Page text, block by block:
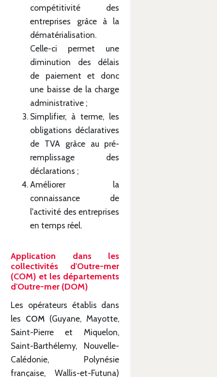
compétitivité des
entreprises grâce à la
dématérialisation.
Celle-ci permet une
diminution des délais
de paiement et donc
une baisse de la charge
administrative ;
Simplifier, à terme, les
obligations déclaratives
de TVA grâce au pré-
remplissage des
déclarations ;
Améliorer la
connaissance de
l'activité des entreprises
en temps réel.
Application dans les
collectivités d'Outre-mer
(COM) et les départements
d'Outre-mer (DOM)
Les opérateurs établis dans
les COM (Guyane, Mayotte,
Saint-Pierre et Miquelon,
Saint-Barthélemy, Nouvelle-
Calédonie, Polynésie
française, Wallis-et-Futuna)